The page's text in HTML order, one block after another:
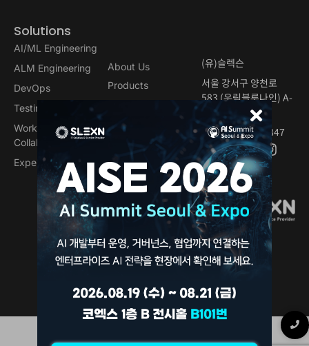
Solutions
AI/ML Engineering
ALM Engineering
DevOps
Testing &Security
Work &
Collaboration
Experience Platform
About Us
Products
Blog
Events
Newsletter
Contact
Support
(유)슬렉슨
서울 강서구 양천로
583 (우림블루나인) A-
2003,4
02-555-4887, 4847